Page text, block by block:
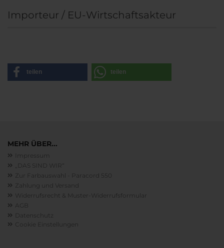
Importeur / EU-Wirtschaftsakteur
teilen teilen
MEHR ÜBER...
Impressum
„DAS SIND WIR“
Zur Farbauswahl - Paracord 550
Zahlung und Versand
Widerrufsrecht & Muster-Widerrufsformular
AGB
Datenschutz
Cookie Einstellungen